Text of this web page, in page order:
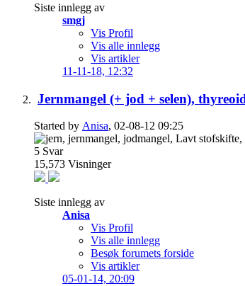
Siste innlegg av
smgj
Vis Profil
Vis alle innlegg
Vis artikler
11-11-18, 12:32
Jernmangel (+ jod + selen),
Started by Anisa, 02-08-12 09:25
5 Svar
15,573 Visninger
Siste innlegg av
Anisa
Vis Profil
Vis alle innlegg
Besøk forumets forside
Vis artikler
05-01-14, 20:09